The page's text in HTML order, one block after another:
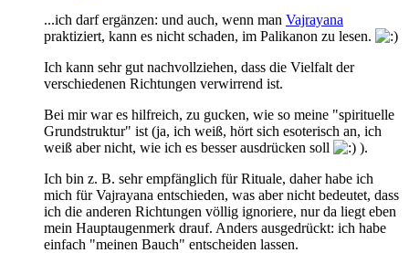
...ich darf ergänzen: und auch, wenn man Vajrayana
praktiziert, kann es nicht schaden, im Palikanon zu lesen.
Ich kann sehr gut nachvollziehen, dass die Vielfalt der
verschiedenen Richtungen verwirrend ist.
Bei mir war es hilfreich, zu gucken, wie so meine "spirituelle
Grundstruktur" ist (ja, ich weiß, hört sich esoterisch an, ich
weiß aber nicht, wie ich es besser ausdrücken soll
).
Ich bin z. B. sehr empfänglich für Rituale, daher habe ich
mich für Vajrayana entschieden, was aber nicht bedeutet, dass
ich die anderen Richtungen völlig ignoriere, nur da liegt eben
mein Hauptaugenmerk drauf. Anders ausgedrückt: ich habe
einfach "meinen Bauch" entscheiden lassen.